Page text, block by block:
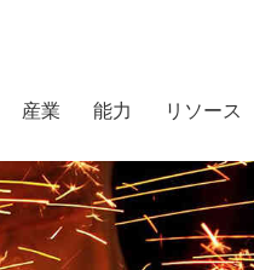
産業 能力 リソース